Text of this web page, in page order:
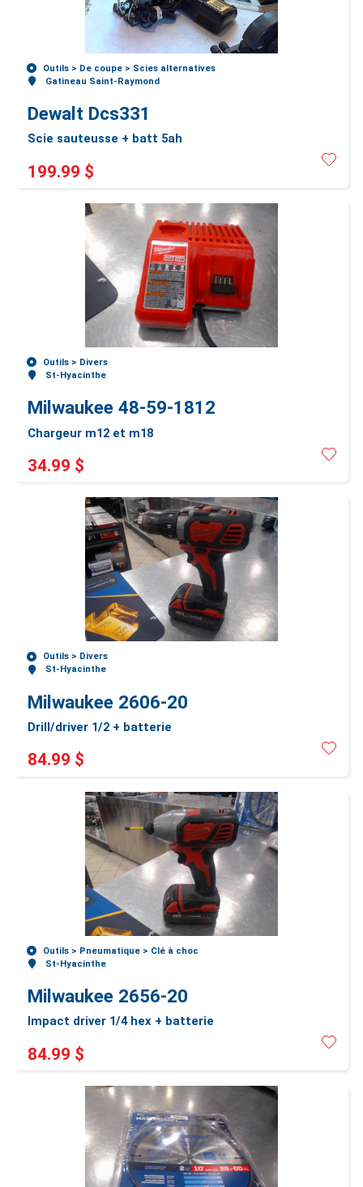
Outils > De coupe > Scies alternatives
Gatineau Saint-Raymond
Dewalt Dcs331
Scie sauteusse + batt 5ah
199.99 $
Outils > Divers
St-Hyacinthe
Milwaukee 48-59-1812
Chargeur m12 et m18
34.99 $
Outils > Divers
St-Hyacinthe
Milwaukee 2606-20
Drill/driver 1/2 + batterie
84.99 $
Outils > Pneumatique > Clé à choc
St-Hyacinthe
Milwaukee 2656-20
Impact driver 1/4 hex + batterie
84.99 $